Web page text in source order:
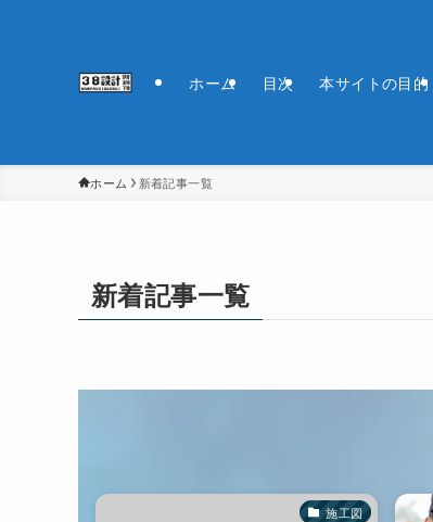
ホーム 目次 本サイトの目的
ホーム 新着記事一覧
新着記事一覧
施工図